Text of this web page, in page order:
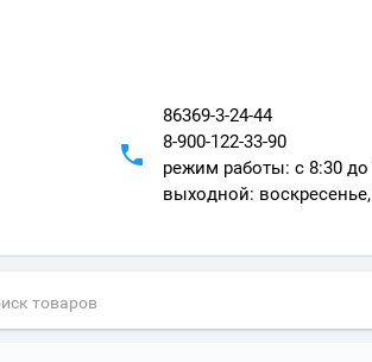
86369-3-24-44
8-900-122-33-90
режим работы: с 8:30 до
выходной: